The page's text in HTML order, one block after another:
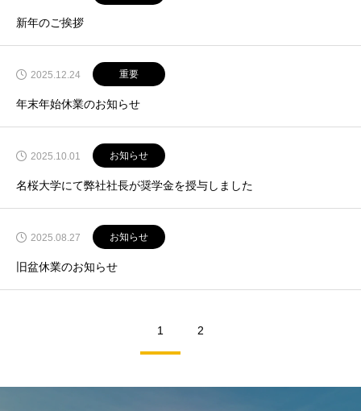
新年のご挨拶
2025.12.24 重要
年末年始休業のお知らせ
2025.10.01 お知らせ
名桜大学にて弊社社長が奨学金を授与しました
2025.08.27 お知らせ
旧盆休業のお知らせ
1 2